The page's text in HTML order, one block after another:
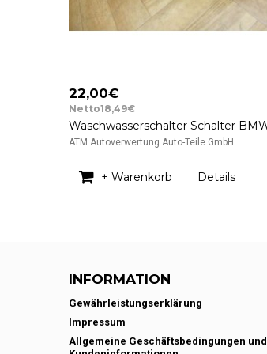
22,00€
Netto18,49€
ATM Autoverwertung Auto-Teile GmbH ..
+ Warenkorb Details
INFORMATION
Gewährleistungserklärung
Impressum
Allgemeine Geschäftsbedingungen und